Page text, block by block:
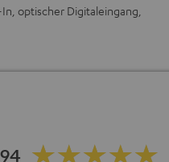
optischer Digitaleingang,